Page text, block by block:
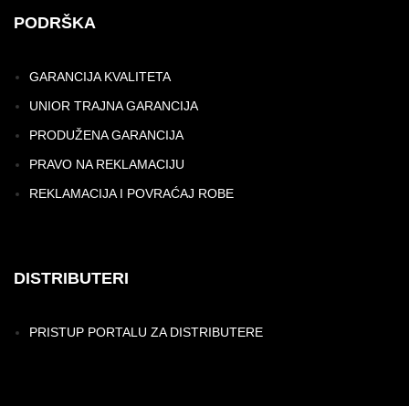
PODRŠKA
GARANCIJA KVALITETA
UNIOR TRAJNA GARANCIJA
PRODUŽENA GARANCIJA
PRAVO NA REKLAMACIJU
REKLAMACIJA I POVRAĆAJ ROBE
DISTRIBUTERI
PRISTUP PORTALU ZA DISTRIBUTERE